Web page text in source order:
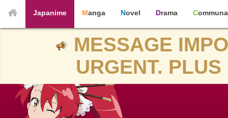
Japanime Manga Novel Drama
MESSAGE
URGENT.